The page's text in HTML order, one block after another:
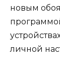
новым
личной